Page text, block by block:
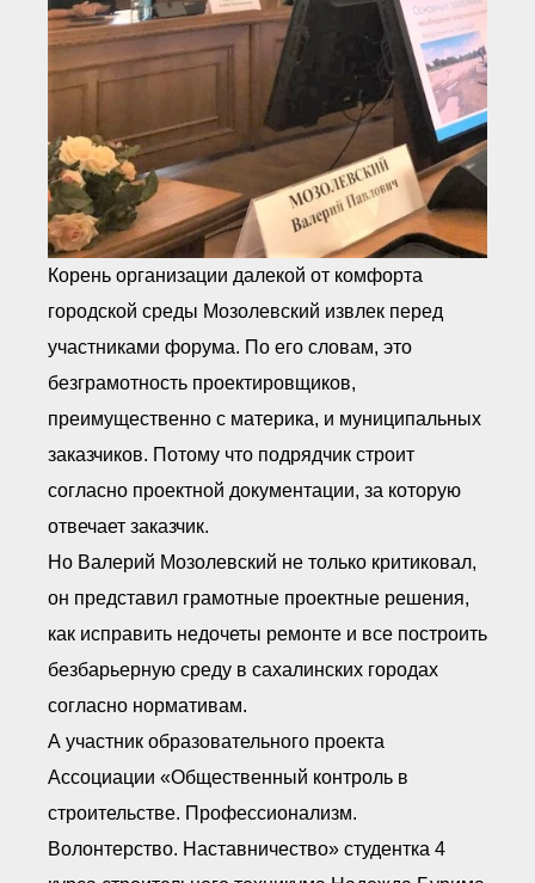
Корень организации далекой от комфорта
городской среды Мозолевский извлек перед
участниками форума. По его словам, это
безграмотность проектировщиков,
преимущественно с материка, и муниципальных
заказчиков. Потому что подрядчик строит
согласно проектной документации, за которую
отвечает заказчик.
Но Валерий Мозолевский не только критиковал,
он представил грамотные проектные решения,
как исправить недочеты ремонте и все построить
безбарьерную среду в сахалинских городах
согласно нормативам.
А участник образовательного проекта
Ассоциации «Общественный контроль в
строительстве. Профессионализм.
Волонтерство. Наставничество» студентка 4